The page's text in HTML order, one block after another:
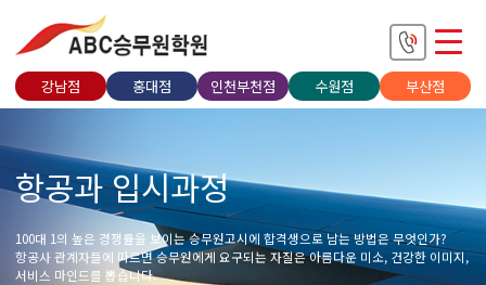
강남점 홍대점 인천부천점 수원점 부산점
항공과 입시과정
100대 1의 높은 경쟁률을 보이는 승무원고시에 합격생으로 남는 방법은 무엇인가?
항공사 관계자들에 따르면 승무원에게 요구되는 자질은 아름다운 미소, 건강한 이미지,
서비스 마인드를 뽑습니다.